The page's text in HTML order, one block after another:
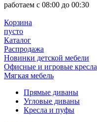
работаем с 08:00 до 00:30
Корзина
пусто
Каталог
Распродажа
Новинки детской мебели
Офисные и игровые кресла
Мягкая мебель
Прямые диваны
Угловые диваны
Кресла и пуфы